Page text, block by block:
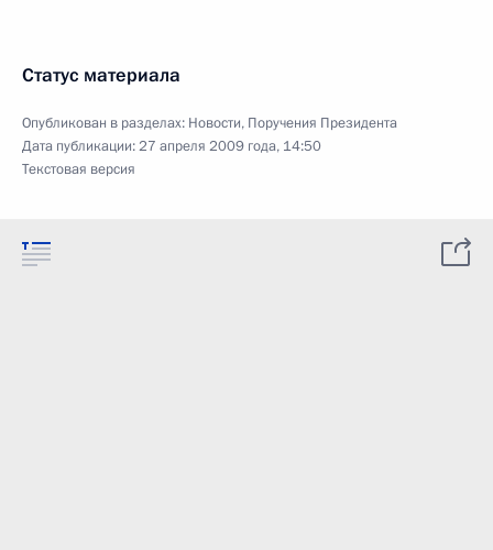
Статус материала
Опубликован в разделах: Новости, Поручения Президента
Дата публикации:27 апреля 2009 года, 14:50
Текстовая версия